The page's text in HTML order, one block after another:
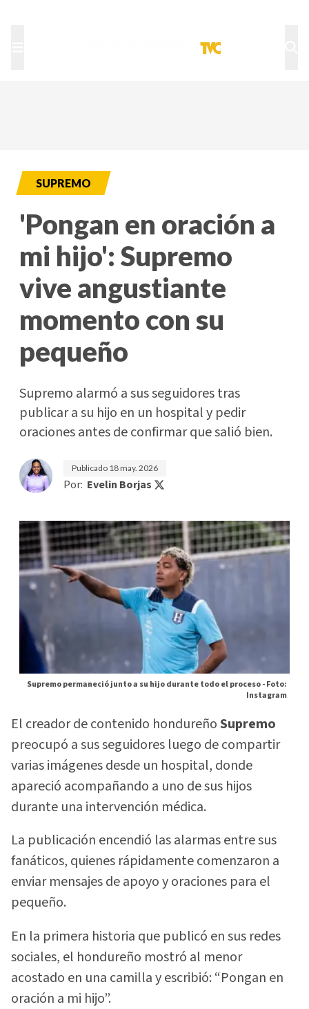
SUPREMO
'Pongan en oración a
mi hijo': Supremo
vive angustiante
momento con su
pequeño
Supremo alarmó a sus seguidores tras
publicar a su hijo en un hospital y pedir
oraciones antes de confirmar que salió bien.
Publicado 18 may. 2026
Por: Evelin Borjas
Supremo permaneció junto a su hijo durante todo el proceso -Foto:
Instagram
El creador de contenido hondureñoSupremo
preocupó a sus seguidores luego de compartir
varias imágenes desde un hospital, donde
apareció acompañando a uno de sus hijos
durante una intervención médica.
La publicación encendió las alarmas entre sus
fanáticos, quienes rápidamente comenzaron a
enviar mensajes de apoyo y oraciones para el
pequeño.
En la primera historia que publicó en sus redes
sociales, el hondureño mostró al menor
acostado en una camilla y escribió: “Pongan en
oración a mi hijo”.